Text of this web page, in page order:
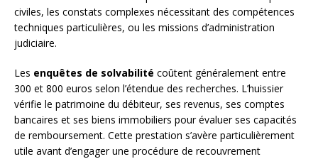
civiles, les constats complexes nécessitant des compétences
techniques particulières, ou les missions d’administration
judiciaire.
Les enquêtes de solvabilité coûtent généralement entre
300 et 800 euros selon l’étendue des recherches. L’huissier
vérifie le patrimoine du débiteur, ses revenus, ses comptes
bancaires et ses biens immobiliers pour évaluer ses capacités
de remboursement. Cette prestation s’avère particulièrement
utile avant d’engager une procédure de recouvrement